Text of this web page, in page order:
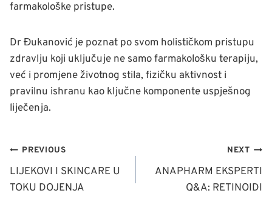
farmakološke pristupe.
Dr Đukanović je poznat po svom holističkom pristupu
zdravlju koji uključuje ne samo farmakološku terapiju,
već i promjene životnog stila, fizičku aktivnost i
pravilnu ishranu kao ključne komponente uspješnog
liječenja.
NAVIGACIJA
ČLANAKA
PREVIOUS
LIJEKOVI I SKINCARE U
TOKU DOJENJA
NEXT
ANAPHARM EKSPERTI
Q&A: RETINOIDI